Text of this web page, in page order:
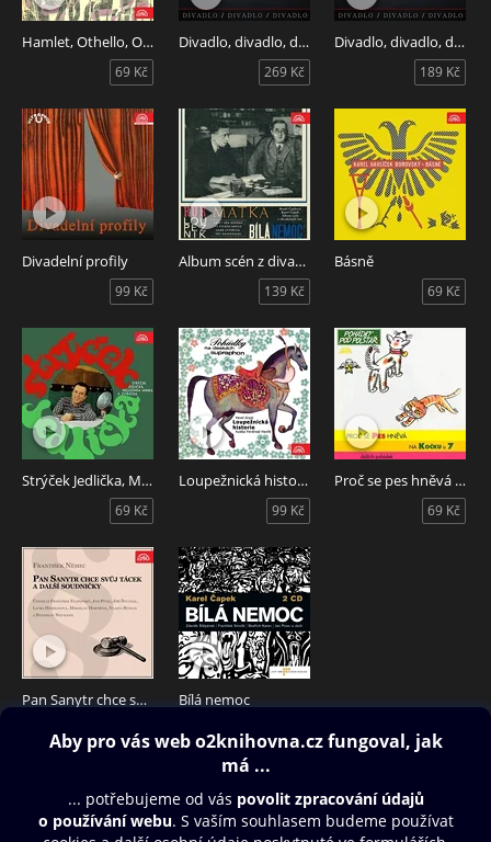
Hamlet, Othello, Orlík, Marie Stuartovna - výňatky z her
69 Kč
Divadlo, divadlo, divadlo Tyl
269 Kč
Divadlo, divadlo, divadlo Čechov
189 Kč
Divadelní profily
99 Kč
Album scén z divadelních her
139 Kč
Básně
69 Kč
Strýček Jedlička, Meluzínka Minka a zvířátka
69 Kč
Loupežnická historie
99 Kč
Proč se pes hněvá na kočku a 7 dalších pohádek
69 Kč
Pan Sanytr chce svůj tácek a další soudničky
139 Kč
Bílá nemoc
Obsah ke stažení